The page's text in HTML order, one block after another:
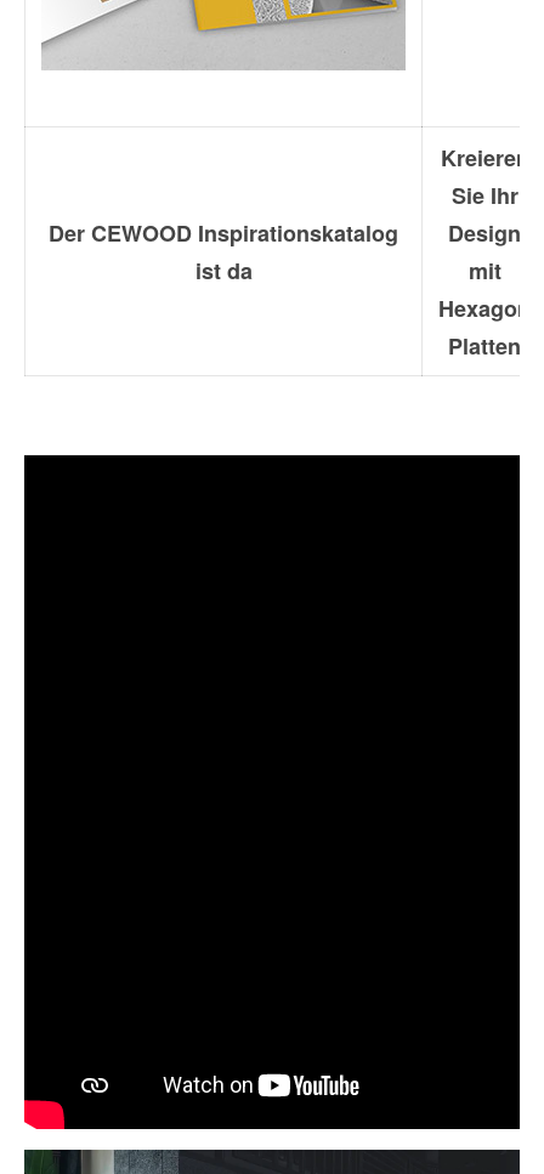
Der CEWOOD Inspirationskatalog
ist da
Kreieren
Sie Ihr
Design
mit
Hexagon
Platten